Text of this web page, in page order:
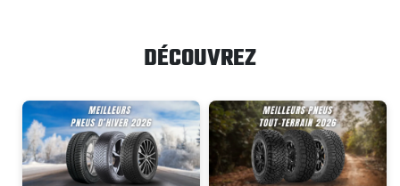
DÉCOUVREZ